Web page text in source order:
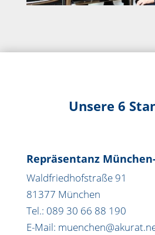
Unsere 6
Repräsentanz
Waldfriedhofstraße 91
81377 München
Tel.: 089 30 66 88 190
E-Mail: